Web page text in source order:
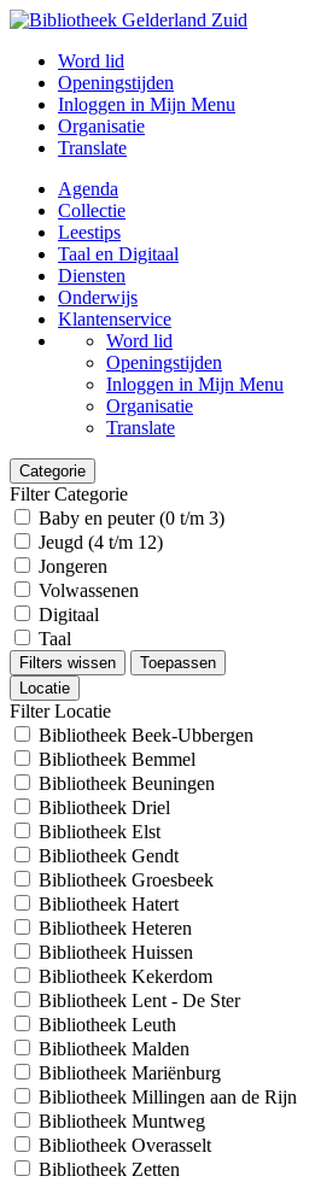
Word lid
Openingstijden
Inloggen in Mijn Menu
Organisatie
Translate
Agenda
Collectie
Leestips
Taal en Digitaal
Diensten
Onderwijs
Klantenservice
Word lid
Openingstijden
Inloggen in Mijn Menu
Organisatie
Translate
Categorie
Filter Categorie
Baby en peuter (0 t/m 3)
Jeugd (4 t/m 12)
Jongeren
Volwassenen
Digitaal
Taal
Filters wissen
Toepassen
Locatie
Filter Locatie
Bibliotheek Beek-Ubbergen
Bibliotheek Bemmel
Bibliotheek Beuningen
Bibliotheek Driel
Bibliotheek Elst
Bibliotheek Gendt
Bibliotheek Groesbeek
Bibliotheek Hatert
Bibliotheek Heteren
Bibliotheek Huissen
Bibliotheek Kekerdom
Bibliotheek Lent - De Ster
Bibliotheek Leuth
Bibliotheek Malden
Bibliotheek Mariënburg
Bibliotheek Millingen aan de Rijn
Bibliotheek Muntweg
Bibliotheek Overasselt
Bibliotheek Zetten